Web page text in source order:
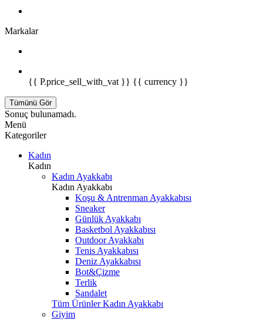
Markalar
{{ P.price_sell_with_vat }} {{ currency }}
Tümünü Gör
Sonuç bulunamadı.
Menü
Kategoriler
Kadın
Kadın
Kadın Ayakkabı
Kadın Ayakkabı
Koşu & Antrenman Ayakkabısı
Sneaker
Günlük Ayakkabı
Basketbol Ayakkabısı
Outdoor Ayakkabı
Tenis Ayakkabısı
Deniz Ayakkabısı
Bot&Çizme
Terlik
Sandalet
Tüm Ürünler Kadın Ayakkabı
Giyim